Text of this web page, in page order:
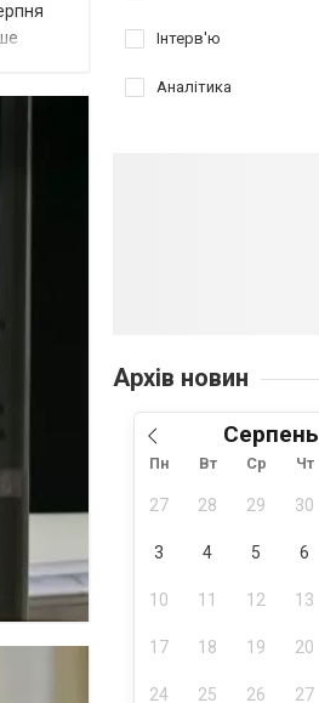
Інтерв'ю
Аналітика
Архів новин
Серпень
Пн Вт Ср Чт
27 28 29 30
3 4 5 6
10 11 12 13
17 18 19 20
24 25 26 27